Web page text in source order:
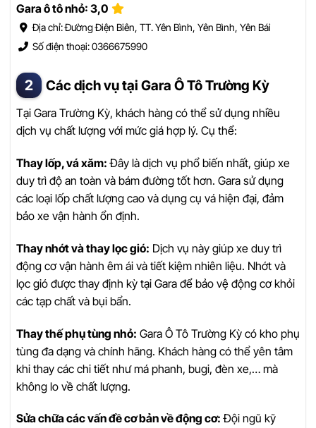
Gara ô tô nhỏ: 3,0
Địa chỉ: Đường Điện Biên, TT. Yên Bình, Yên Bình, Yên Bái
Số điện thoại: 0366675990
Các dịch vụ tại Gara Ô Tô Trường Kỳ
Tại Gara Trường Kỳ, khách hàng có thể sử dụng nhiều
dịch vụ chất lượng với mức giá hợp lý. Cụ thể:
Thay lốp, vá xăm: Đây là dịch vụ phổ biến nhất, giúp xe
duy trì độ an toàn và bám đường tốt hơn. Gara sử dụng
các loại lốp chất lượng cao và dụng cụ vá hiện đại, đảm
bảo xe vận hành ổn định.
Thay nhớt và thay lọc gió: Dịch vụ này giúp xe duy trì
động cơ vận hành êm ái và tiết kiệm nhiên liệu. Nhớt và
lọc gió được thay định kỳ tại Gara để bảo vệ động cơ khỏi
các tạp chất và bụi bẩn.
Thay thế phụ tùng nhỏ: Gara Ô Tô Trường Kỳ có kho phụ
tùng đa dạng và chính hãng. Khách hàng có thể yên tâm
khi thay các chi tiết như má phanh, bugi, đèn xe,… mà
không lo về chất lượng.
Sửa chữa các vấn đề cơ bản về động cơ: Đội ngũ kỹ